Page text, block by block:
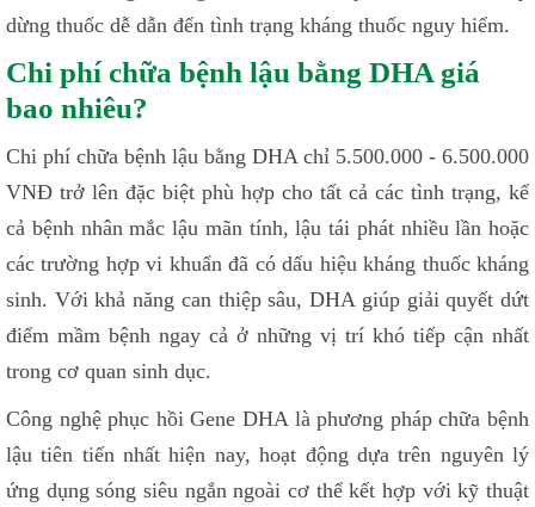
dừng thuốc dễ dẫn đến tình trạng kháng thuốc nguy hiểm.
Chi phí chữa bệnh lậu bằng DHA giá
bao nhiêu?
Chi phí chữa bệnh lậu bằng DHA chỉ 5.500.000 - 6.500.000
VNĐ trở lên đặc biệt phù hợp cho tất cả các tình trạng, kể
cả bệnh nhân mắc lậu mãn tính, lậu tái phát nhiều lần hoặc
các trường hợp vi khuẩn đã có dấu hiệu kháng thuốc kháng
sinh. Với khả năng can thiệp sâu, DHA giúp giải quyết dứt
điểm mầm bệnh ngay cả ở những vị trí khó tiếp cận nhất
trong cơ quan sinh dục.
Công nghệ phục hồi Gene DHA là phương pháp chữa bệnh
lậu tiên tiến nhất hiện nay, hoạt động dựa trên nguyên lý
ứng dụng sóng siêu ngắn ngoài cơ thể kết hợp với kỹ thuật